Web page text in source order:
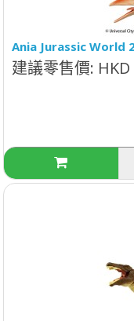
Ania Jurassic World
建議零售價: